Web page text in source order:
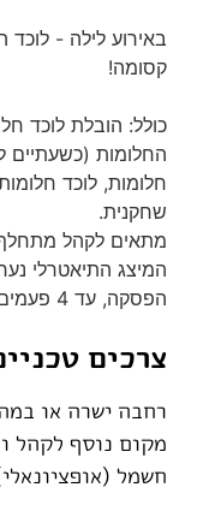
באירוע לילה - לוכד
קסומה!
כולל: הובלת לוכד
החלומות (כשעתיים
חלומות, לוכד
שחקנית.
מתאים לקהל
הפסקה, עד 4 פעמים - בהתאם לתנאי האירוע.
צרכים
מקום נוסף לקהל
חשמל